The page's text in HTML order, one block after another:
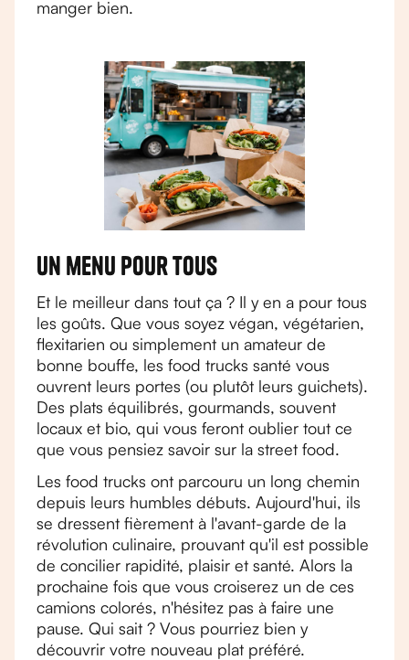
manger bien.
Un menu pour tous
Et le meilleur dans tout ça ? Il y en a pour tous
les goûts. Que vous soyez végan, végétarien,
flexitarien ou simplement un amateur de
bonne bouffe, les food trucks santé vous
ouvrent leurs portes (ou plutôt leurs guichets).
Des plats équilibrés, gourmands, souvent
locaux et bio, qui vous feront oublier tout ce
que vous pensiez savoir sur la street food.
Les food trucks ont parcouru un long chemin
depuis leurs humbles débuts. Aujourd'hui, ils
se dressent fièrement à l'avant-garde de la
révolution culinaire, prouvant qu'il est possible
de concilier rapidité, plaisir et santé. Alors la
prochaine fois que vous croiserez un de ces
camions colorés, n'hésitez pas à faire une
pause. Qui sait ? Vous pourriez bien y
découvrir votre nouveau plat préféré.